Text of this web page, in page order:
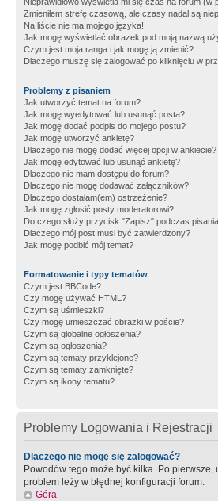
Zmieniłem strefę czasową, ale czasy nadal są
Na liście nie ma mojego języka!
Jak mogę wyświetlać obrazek pod moją nazwą
Czym jest moja ranga i jak mogę ją zmienić?
Dlaczego muszę się zalogować po kliknięciu w
Problemy z pisaniem
Jak utworzyć temat na forum?
Jak mogę wyedytować lub usunąć posta?
Jak mogę dodać podpis do mojego postu?
Jak mogę utworzyć ankietę?
Dlaczego nie mogę dodać więcej opcji w ankiecie?
Jak mogę edytować lub usunąć ankietę?
Dlaczego nie mam dostępu do forum?
Dlaczego nie mogę dodawać załączników?
Dlaczego dostałam(em) ostrzeżenie?
Jak mogę zgłosić posty moderatorowi?
Do czego służy przycisk "Zapisz" podczas
Dlaczego mój post musi być zatwierdzony?
Jak mogę podbić mój temat?
Formatowanie i typy tematów
Czym jest BBCode?
Czy mogę używać HTML?
Czym są uśmieszki?
Czy mogę umieszczać obrazki w poście?
Czym są globalne ogłoszenia?
Czym są ogłoszenia?
Czym są tematy przyklejone?
Czym są tematy zamknięte?
Czym są ikony tematu?
Problemy Logowania i Rejestracji
Dlaczego nie mogę się zalogować?
Powodów tego może być kilka. Po
problem leży w błędnej konfiguracji forum.
Góra